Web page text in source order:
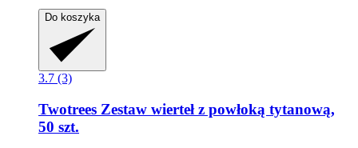
Do koszyka
3.7 (3)
Twotrees Zestaw wierteł z powłoką tytanową,
50 szt.